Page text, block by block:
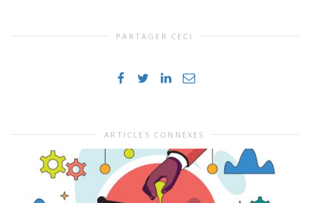
PARTAGER CECI
ARTICLES CONNEXES